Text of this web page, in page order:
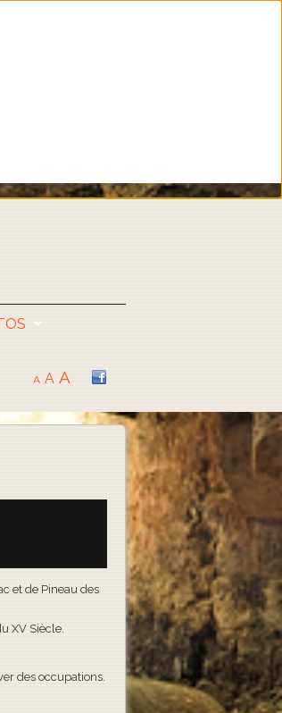
A A A
et de Pineau des
XV Siècle.
des occupations.